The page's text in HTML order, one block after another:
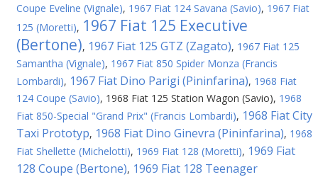
Coupe Eveline (Vignale), 1967 Fiat 124 Savana (Savio), 1967 Fiat
125 (Moretti), 1967 Fiat 125 Executive
(Bertone), 1967 Fiat 125 GTZ (Zagato), 1967 Fiat 125
Samantha (Vignale), 1967 Fiat 850 Spider Monza (Francis
Lombardi), 1967 Fiat Dino Parigi (Pininfarina), 1968 Fiat
124 Coupe (Savio), 1968 Fiat 125 Station Wagon (Savio), 1968
Fiat 850-Special "Grand Prix" (Francis Lombardi), 1968 Fiat City
Taxi Prototyp, 1968 Fiat Dino Ginevra (Pininfarina), 1968
Fiat Shellette (Michelotti), 1969 Fiat 128 (Moretti), 1969 Fiat
128 Coupe (Bertone), 1969 Fiat 128 Teenager